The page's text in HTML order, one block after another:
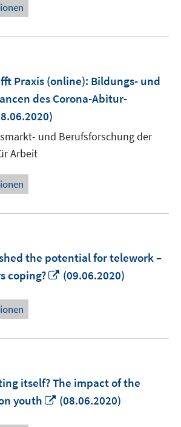
Praxis (online): Bildungs- und
des Corona-Abitur-
und Berufsforschung der
Arbeit
the potential for telework –
coping?
In
(09.06.2020)
itself? The impact of the
youth
In
(08.06.2020)